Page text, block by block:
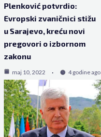
Plenković potvrdio:
Evropski zvaničnici stižu
u Sarajevo, kreću novi
pregovori o izbornom
zakonu
maj 10, 2022 4 godine ago